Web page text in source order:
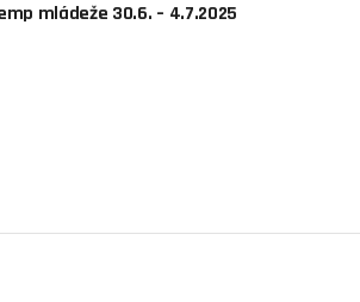
mládeže 30.6. – 4.7.2025